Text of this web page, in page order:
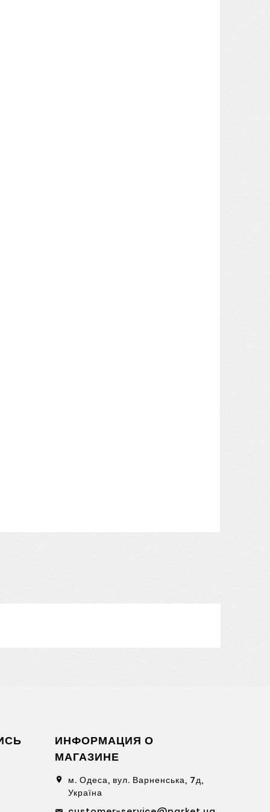
ИНФОРМАЦИЯ О
МАГАЗИНЕ
location_on
м. Одеса, вул. Варненська, 7д,
Україна